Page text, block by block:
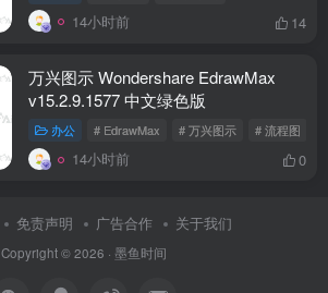
14小时前 14
万兴图示 Wondershare EdrawMax
v15.2.9.1577 中文绿色版
办公 # EdrawMax # 万兴图示 # 流程图
14小时前 0
免责声明 广告合作 关于我们
Copyright © 2026 · 墨鱼时间